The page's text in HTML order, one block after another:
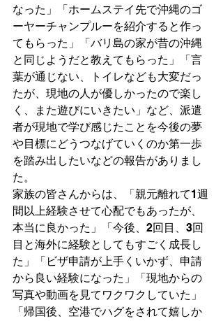
なった」「ホームステイ先で沖縄のゴ
ーヤーチャンプルーを紹介すると作っ
てもらった」「バリ島の家が昔の沖縄
と同じようだと教えてもらった」「言
葉が通じない、トイレなども大変だっ
たが、現地の人が優しかったので楽し
く、また遊びにいきたい」など、派遣
者が現地で学び感じたことを今後の夢
や目標にどうつなげていくのか第一歩
を踏み出したいなどの報告がありまし
た。
家族の皆さんからは、「親元離れて1週
間以上経験させて心配でもあったが、
本当に良かった」「今後、2回目、3回
目と海外に経験としてもすごく成長し
た」「ビザ申請が上手くいかず、申請
から良い経験になった」「現地からの
写真や動画を見てワクワクしていた」
「帰国後、空港でハグをされて嬉しか